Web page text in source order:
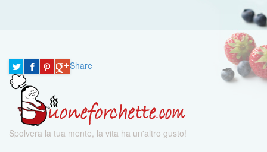
Share
Spolvera la tua mente, la vita ha un'altro gusto!